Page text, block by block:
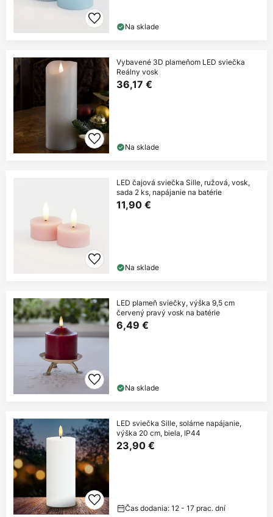
Na sklade
Vybavené 3D plameňom LED sviečka
Reálny vosk
36,17 €
Na sklade
LED čajová sviečka Sille, ružová, vosk,
sada 2 ks, napájanie na batérie
11,90 €
Na sklade
LED plameň sviečky, výška 9,5 cm
červený pravý vosk na batérie
6,49 €
Na sklade
LED sviečka Sille, solárne napájanie,
výška 20 cm, biela, IP44
23,90 €
Čas dodania: 12 - 17 prac. dní